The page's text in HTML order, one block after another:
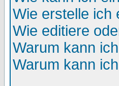
Wie erstelle ich
Wie editiere
Warum kann
Warum kann